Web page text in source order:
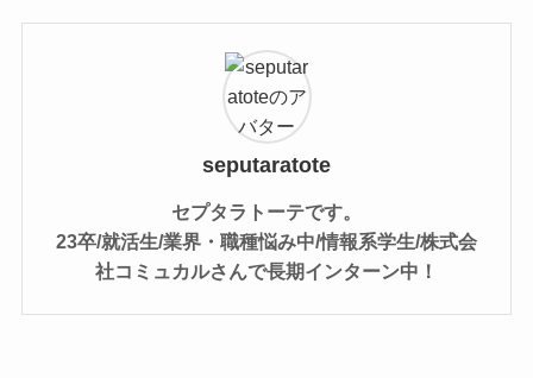
seputaratote
セプタラトーテです。
23卒/就活生/業界・職種悩み中/情報系学生/株式会
社コミュカルさんで長期インターン中！